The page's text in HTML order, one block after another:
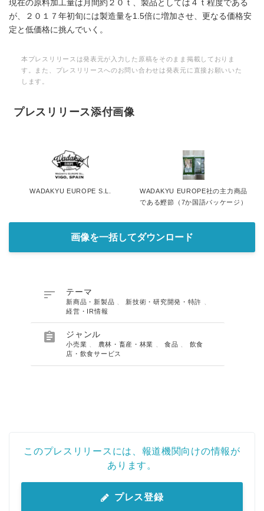
現在の原料加工量は月間約２０ｔ、製品としては４ｔ程度である
が、２０１７年初旬には製造量を1.5倍に増加させ、更なる価格安
定と低価格に挑んでいく。
本プレスリリースは発表元が入力した原稿をそのまま掲載しておりま
す。また、プレスリリースへのお問い合わせは発表元に直接お願いいた
します。
プレスリリース添付画像
WADAKYU EUROPE S.L.
WADAKYU EUROPE社の主力商品
である鰹節（7か国語パッケージ）
画像を一括してダウンロード
 テーマ
新商品・新製品 新技術・研究開発・特許
経営・IR情報
 ジャンル
小売業 農林・畜産・林業 、食品
飲食
店・飲食サービス
このプレスリリースには、報道機関向けの情報が
あります。
プレス登録